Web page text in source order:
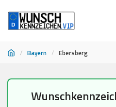
/ Bayern / Ebersberg